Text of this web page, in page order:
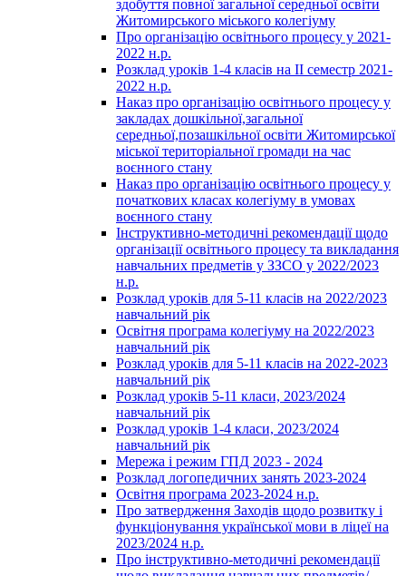
здобуття повної загальної середньої освіти
Житомирського міського колегіуму
Про організацію освітнього процесу у 2021-
2022 н.р.
Розклад уроків 1-4 класів на ІІ семестр 2021-
2022 н.р.
Наказ про організацію освітнього процесу у
закладах дошкільної,загальної
середньої,позашкільної освіти Житомирської
міської територіальної громади на час
воєнного стану
Наказ про організацію освітнього процесу у
початкових класах колегіуму в умовах
воєнного стану
Інструктивно-методичні рекомендації щодо
організації освітнього процесу та викладання
навчальних предметів у ЗЗСО у 2022/2023
н.р.
Розклад уроків для 5-11 класів на 2022/2023
навчальний рік
Освітня програма колегіуму на 2022/2023
навчальний рік
Розклад уроків для 5-11 класів на 2022-2023
навчальний рік
Розклад уроків 5-11 класи, 2023/2024
навчальний рік
Розклад уроків 1-4 класи, 2023/2024
навчальний рік
Мережа і режим ГПД 2023 - 2024
Розклад логопедичних занять 2023-2024
Освітня програма 2023-2024 н.р.
Про затвердження Заходів щодо розвитку і
функціонування української мови в ліцеї на
2023/2024 н.р.
Про інструктивно-методичні рекомендації